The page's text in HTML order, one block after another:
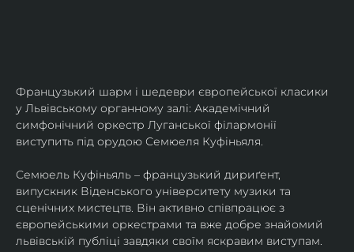
Французький шарм і шедеври європейської класики
у Львівському органному залі: Академічний
симфонічний оркестр Луганської філармонії
виступить під орудою Семюеля Куфіньяля.
Семюель Куфіньяль – французький дириґент,
випускник Віденського університету музики та
сценічних мистецтв. Він активно співпрацює з
європейськими оркестрами та вже добре знайомий
львівській публіці завдяки своїм яскравим виступам.